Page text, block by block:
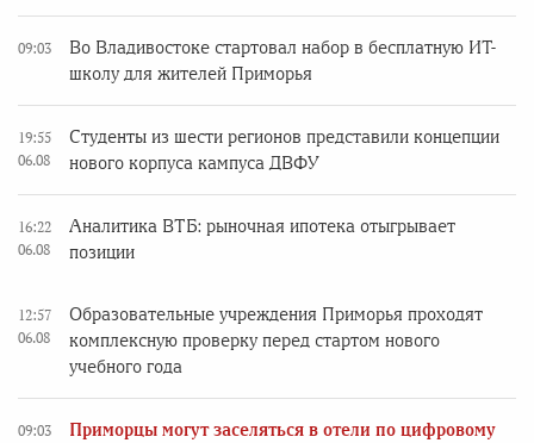
09:03
Во Владивостоке стартовал набор в бесплатную ИТ-
школу для жителей Приморья
19:55
06.08
Студенты из шести регионов представили концепции
нового корпуса кампуса ДВФУ
16:22
06.08
Аналитика ВТБ: рыночная ипотека отыгрывает
позиции
12:57
06.08
Образовательные учреждения Приморья проходят
комплексную проверку перед стартом нового
учебного года
09:03
Приморцы могут заселяться в отели по цифровому